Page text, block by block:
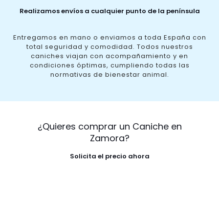
Realizamos envíos a cualquier punto de la península
Entregamos en mano o enviamos a toda España con
total seguridad y comodidad. Todos nuestros
caniches viajan con acompañamiento y en
condiciones óptimas, cumpliendo todas las
normativas de bienestar animal.
¿Quieres comprar un Caniche en
Zamora?
Solicita el precio ahora